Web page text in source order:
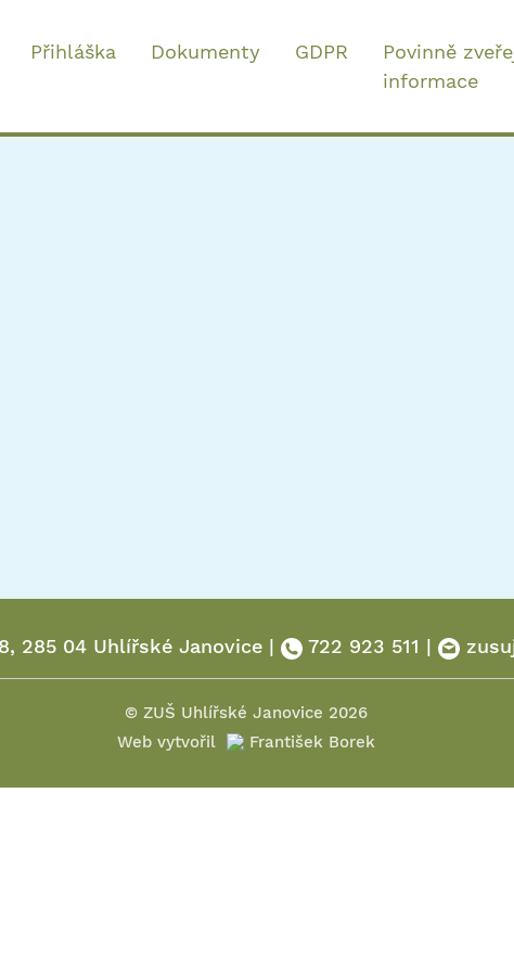
Přihláška Dokumenty GDPR
Povinně
informace
285 04 Uhlířské Janovice | 722 923 511 |
© ZUŠ Uhlířské Janovice 2026
Web vytvořil
František Borek